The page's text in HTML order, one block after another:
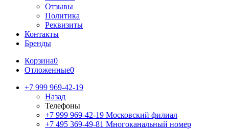
Отзывы
Политика
Реквизиты
Контакты
Бренды
Корзина0
Отложенные0
+7 999 969-42-19
Назад
Телефоны
+7 999 969-42-19 Московский филиал
+7 495 369-49-81 Многоканальный номер